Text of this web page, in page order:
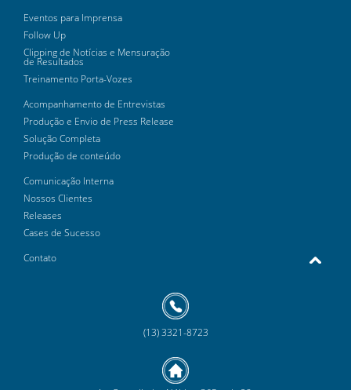
Eventos para Imprensa
Follow Up
Clipping de Notícias e Mensuração
de Resultados
Treinamento Porta-Vozes
Acompanhamento de Entrevistas
Produção e Envio de Press Release
Solução Completa
Produção de conteúdo
Comunicação Interna
Nossos Clientes
Releases
Cases de Sucesso
Contato
(13) 3321-8723